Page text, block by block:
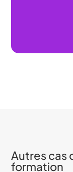
Autres cas
formation